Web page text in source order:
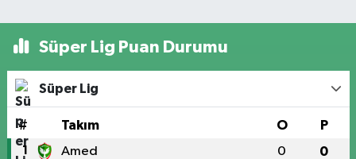
Süper Lig Puan Durumu
Süper Lig
# Takım O P
1 Amed 0 0